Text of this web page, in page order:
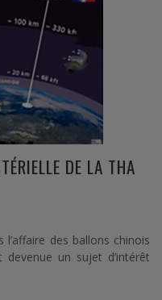
DE LA THA
des ballons chinois
un sujet d’intérêt